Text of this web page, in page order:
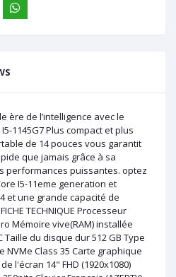
ère de l’intelligence avec le
I5-1145G7 Plus compact et plus
de 14 pouces vous garantit
que jamais grâce à sa
performances puissantes. optez
I5-11eme generation et
et une grande capacité de
TECHNIQUE Processeur
Mémoire vive(RAM) installée
Taille du disque dur 512 GB Type
NVMe Class 35 Carte graphique
l'écran 14" FHD (1920x1080)